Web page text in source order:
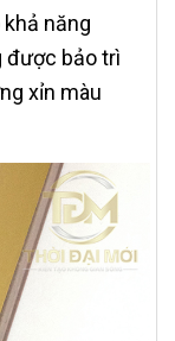
năng
được bảo trì
xỉn màu